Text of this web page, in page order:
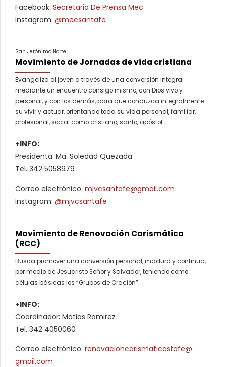
Facebook: Secretaria De Prensa Mec
Instagram: @mecsantafe
San Jerónimo Norte
Movimiento de Jornadas de vida cristiana
Evangeliza al joven a través de una conversión integral
mediante un encuentro consigo mismo, con Dios vivo y
personal, y con los demás, para que conduzca integralmente
su vivir y actuar, orientando toda su vida personal, familiar,
profesional, social como cristiano, santo, apóstol.
+INFO:
Presidenta: Ma. Soledad Quezada
Tel. 342 5058979
Correo electrónico: mjvcsantafe@gmail.com
Instagram: @mjvcsantafe
Movimiento de Renovación Carismática
(RCC)
Busca promover una conversión personal, madura y continua,
por medio de Jesucristo Señor y Salvador, teniendo como
células básicas los “Grupos de Oración”.
+INFO:
Coordinador: Matias Ramirez
Tel. 342 4050060
Correo electrónico: renovacioncarismaticastafe@
gmail.com